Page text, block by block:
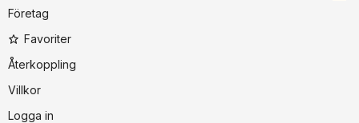
Företag
Favoriter
Återkoppling
Villkor
Logga in